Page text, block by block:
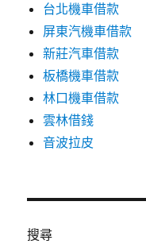
台北機車借款
屏東汽機車借款
新莊汽車借款
板橋機車借款
林口機車借款
雲林借錢
音波拉皮
搜尋